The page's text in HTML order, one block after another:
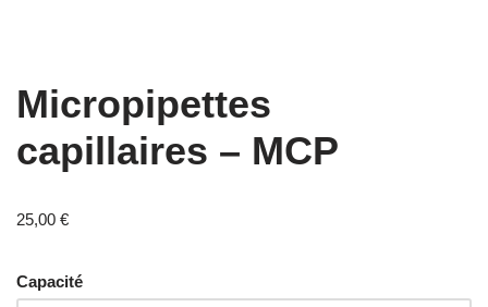
Micropipettes
capillaires – MCP
25,00 €
Capacité